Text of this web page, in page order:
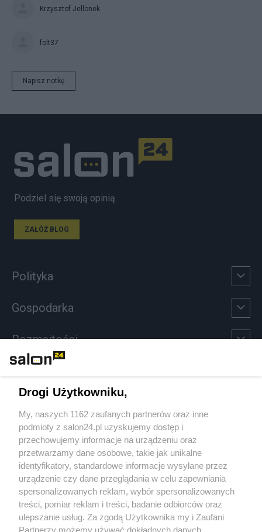
Krzysztof Jellonek
folt37
Napisz notkę
Podziel się swoją opinią
ZAŁÓŻ BLOG
Polityka
Gospodarka
Rozmaitości
Sport
Społeczeństwo
Kultura
X Facebook Instagram Youtube
Drogi Użytkowniku,
My, naszych 1162 zaufanych partnerów oraz inne
podmioty z salon24.pl uzyskujemy dostęp i
przechowujemy informacje na urządzeniu oraz
przetwarzamy dane osobowe, takie jak unikalne
identyfikatory, standardowe informacje wysyłane przez
urządzenie czy dane przeglądania w celu zapewniania
spersonalizowanych reklam, wybór spersonalizowanych
treści, pomiar reklam i treści, badanie odbiorców oraz
ulepszanie usług. Za zgodą Użytkownika my i Zaufani
Partnerzy możemy używać dokładnych danych